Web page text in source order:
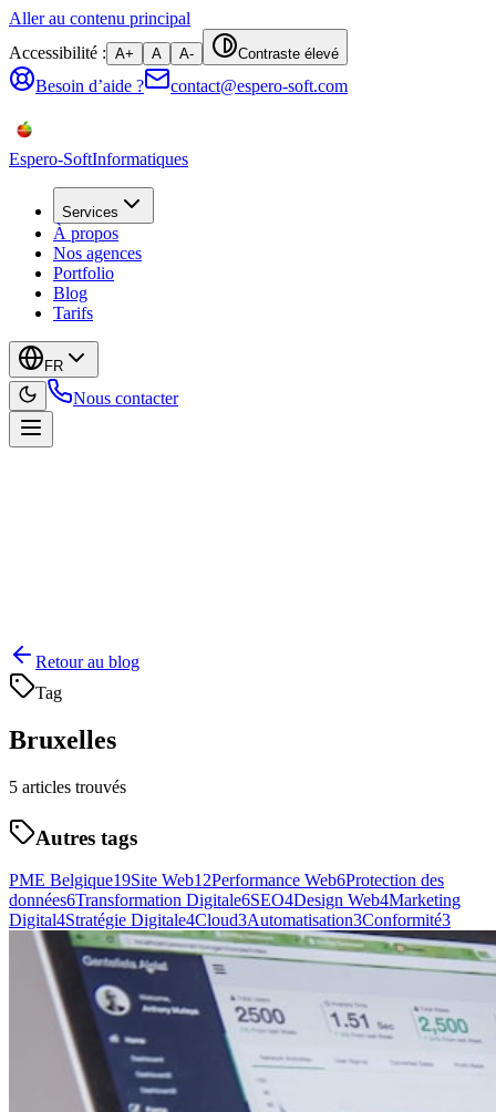
Aller au contenu principal
Accessibilité : A+ A A- Contraste élevé
Besoin d’aide ? contact@espero-soft.com
Espero-SoftInformatiques
Services
À propos
Nos agences
Portfolio
Blog
Tarifs
FR
Nous contacter
Retour au blog
Tag
Bruxelles
5 articles trouvés
Autres tags
PME Belgique19Site Web12Performance Web6Protection des
données6Transformation Digitale6SEO4Design Web4Marketing
Digital4Stratégie Digitale4Cloud3Automatisation3Conformité3